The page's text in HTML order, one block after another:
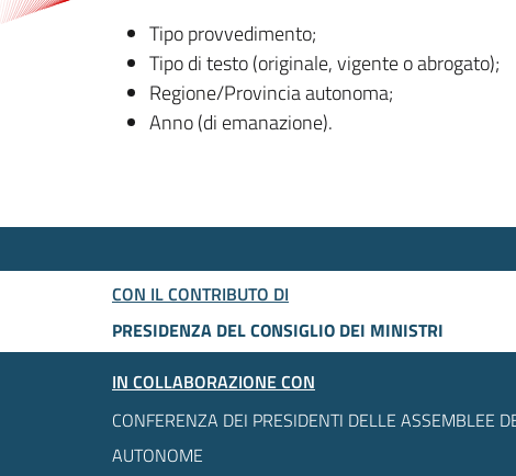
Tipo provvedimento;
Tipo di testo (originale, vigente o abrogato);
Regione/Provincia autonoma;
Anno (di emanazione).
CON IL CONTRIBUTO DI
PRESIDENZA DEL CONSIGLIO DEI MINISTRI
IN COLLABORAZIONE CON
CONFERENZA DEI PRESIDENTI DELLE ASSEMBLEE
AUTONOME